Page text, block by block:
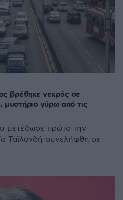
βρέθηκε νεκρός σε
μυστήριο γύρω από τις
μετέδωσε πρώτο την
Ταϊλανδή συνελήφθη σε